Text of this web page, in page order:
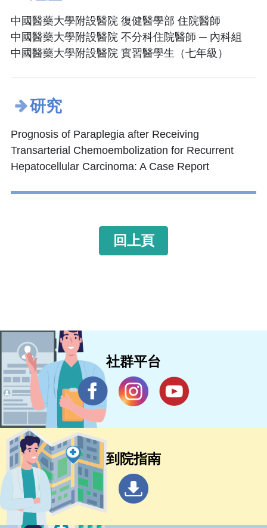
中國醫藥大學附設醫院 復健醫學部 住院醫師
中國醫藥大學附設醫院 不分科住院醫師 ─ 內科組
中國醫藥大學附設醫院 實習醫學生（七年級）
研究
Prognosis of Paraplegia after Receiving
Transarterial Chemoembolization for Recurrent
Hepatocellular Carcinoma: A Case Report
回上頁
社群平台
到院指南